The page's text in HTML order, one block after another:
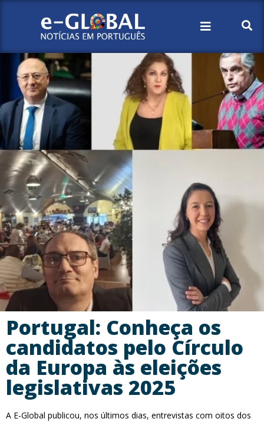
Portugal: Conheça os
candidatos pelo Círculo
da Europa às eleições
legislativas 2025
A E-Global publicou, nos últimos dias, entrevistas com oitos dos